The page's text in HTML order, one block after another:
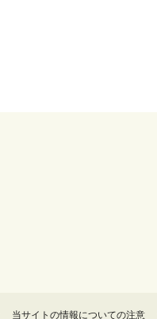
当サイトの情報についての注意